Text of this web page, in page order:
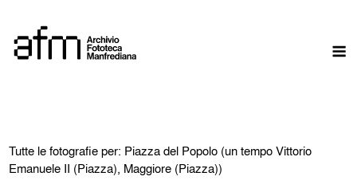
content
Tutte le fotografie per: Piazza del Popolo (un tempo Vittorio
Emanuele II (Piazza), Maggiore (Piazza))